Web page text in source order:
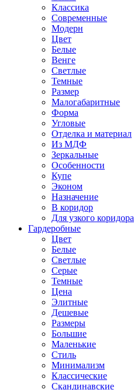
Классика
Современные
Модерн
Цвет
Белые
Венге
Светлые
Темные
Размер
Малогабаритные
Форма
Угловые
Отделка и материал
Из МДФ
Зеркальные
Особенности
Купе
Эконом
Назначение
В коридор
Для узкого коридора
Гардеробные
Цвет
Белые
Светлые
Серые
Темные
Цена
Элитные
Дешевые
Размеры
Большие
Маленькие
Стиль
Минимализм
Классические
Скандинавские